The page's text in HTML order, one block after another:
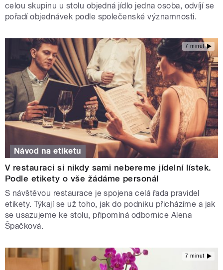
celou skupinu u stolu objedná jídlo jedna osoba, odvíjí se
pořadí objednávek podle společenské významnosti.
7 minut
Návod na etiketu
V restauraci si nikdy sami nebereme jídelní lístek.
Podle etikety o vše žádáme personál
S návštěvou restaurace je spojena celá řada pravidel
etikety. Týkají se už toho, jak do podniku přicházíme a jak
se usazujeme ke stolu, připomíná odbornice Alena
Špačková.
7 minut